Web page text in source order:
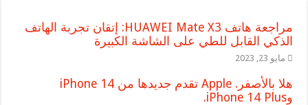
مراجعة هاتف HUAWEI Mate X3: إتقان تجربة الهاتف
الذكي القابل للطي على الشاشة الكبيرة
مايو 23, 2023
هلا بالأصفر. Apple تقدم جديدها من iPhone 14
وiPhone 14 Plus.